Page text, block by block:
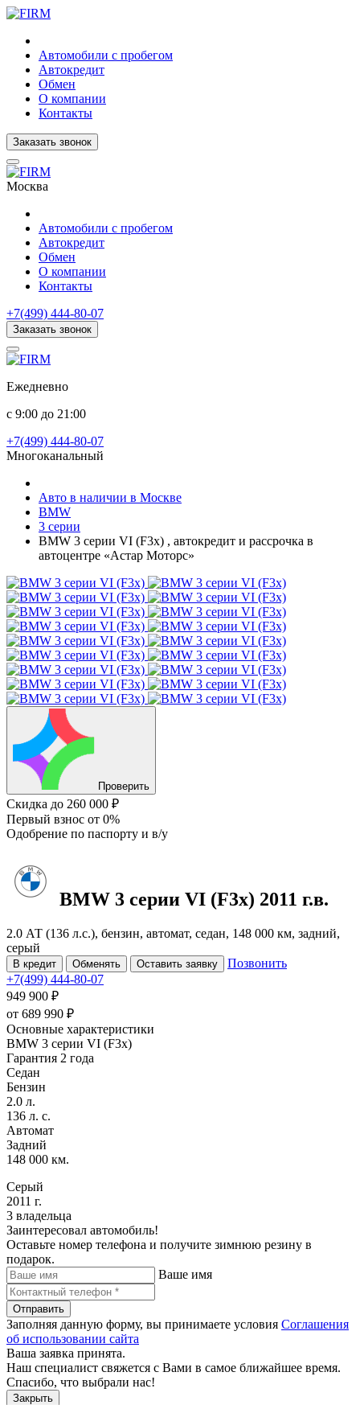
Автомобили с пробегом
Автокредит
Обмен
О компании
Контакты
Заказать звонок
Москва
Автомобили с пробегом
Автокредит
Обмен
О компании
Контакты
+7(499) 444-80-07
Заказать звонок
Ежедневно
с 9:00 до 21:00
+7(499) 444-80-07
Многоканальный
Авто в наличии в Москве
BMW
3 серии
BMW 3 серии VI (F3x) , автокредит и рассрочка в
автоцентре «Астар Моторс»
Проверить
Скидка до 260 000 ₽
Первый взнос от 0%
Одобрение по паспорту и в/у
BMW 3 серии VI (F3x) 2011 г.в.
2.0 АТ (136 л.с.), бензин, автомат, седан, 148 000 км, задний,
серый
В кредит Обменять Оставить заявку
Позвонить
+7(499) 444-80-07
949 900 ₽
от 689 990 ₽
Основные характеристики
BMW 3 серии VI (F3x)
Гарантия 2 года
Седан
Бензин
2.0 л.
136 л. с.
Автомат
Задний
148 000 км.
Серый
2011 г.
3 владельца
Заинтересовал автомобиль!
Оставьте номер телефона и получите зимнюю резину в
подарок.
Ваше имя
Отправить
Заполняя данную форму, вы принимаете условия Соглашения
об использовании сайта
Ваша заявка принята.
Наш специалист свяжется с Вами в самое ближайшее время.
Спасибо, что выбрали нас!
Закрыть